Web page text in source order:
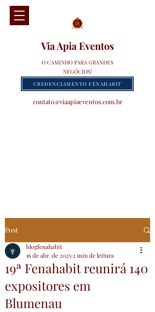
Via Apia Eventos
O CAMINHO PARA GRANDES
NEGÓCIOS!
contato@viaapiaeventos.com.br
CREDENCIAMENTO FENAHABIT
Post
19ª Fenahabit reunirá 140
expositores em
Blumenau
blogfenahabit
16 de abr. de 2025 2 min de leitura